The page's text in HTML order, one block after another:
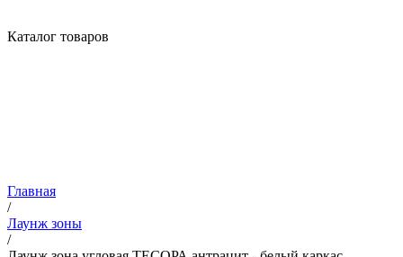
Каталог товаров
Главная
/
Лаунж зоны
/